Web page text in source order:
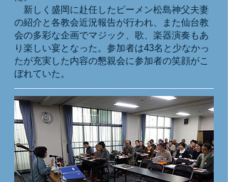
新しく盛岡に赴任したピーメン松島神父夫妻
の紹介と各教会近況報告が行われ、また仙台教
会の多彩な企画でマジック、歌、楽器演奏もあ
り楽しい宴となった。参加者は43名と少なかっ
たが充実した内容の懇親会に参加者の笑顔がこ
ぼれていた。